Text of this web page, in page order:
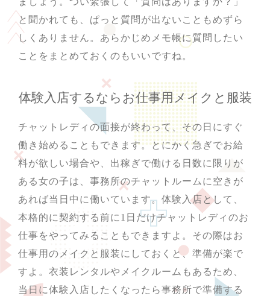
と聞かれても、ぱっと質問が出ないこともめずら
しくありません。あらかじめメモ帳に質問したい
ことをまとめておくのもいいですね。
体験入店するならお仕事用メイクと服装
チャットレディの面接が終わって、その日にすぐ
働き始めることもできます。とにかく急ぎでお給
料が欲しい場合や、出稼ぎで働ける日数に限りが
ある女の子は、事務所のチャットルームに空きが
あれば当日中に働いています。体験入店として、
本格的に契約する前に1日だけチャットレディのお
仕事をやってみることもできますよ。その際はお
仕事用のメイクと服装にしておくと、準備が楽で
すよ。衣装レンタルやメイクルームもあるため、
当日に体験入店したくなったら事務所で準備する